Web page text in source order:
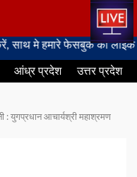
हमारे फेसबुक को लाइक जरूर
आंध्र प्रदेश उत्तर प्रदेश
: युगप्रधान आचार्यश्री महाश्रमण